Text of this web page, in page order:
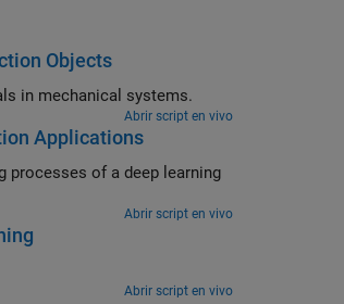
Objects
AI-based classification to identify faulty bearing signals in mechanical systems.
Abrir script en vivo
Applications
Abrir script en vivo
Abrir script en vivo